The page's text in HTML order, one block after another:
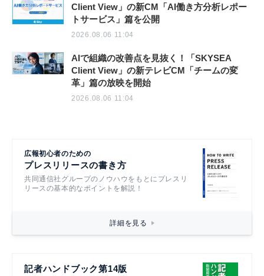
Client View」の新CM「AI働き方分析レポー
トサービス」篇を公開
2026.08.06 11:04
AIで組織の改善点を見抜く！「SKYSEA
Client View」の新テレビCM「チームの変
革」篇の放映を開始
2026.08.06 11:04
広報初心者のための
プレスリリースの書き方
共同通信社グループのノウハウをもとにプレスリ
リースの基本的なポイントを解説！
詳細を見る
記者ハンドブック第14版